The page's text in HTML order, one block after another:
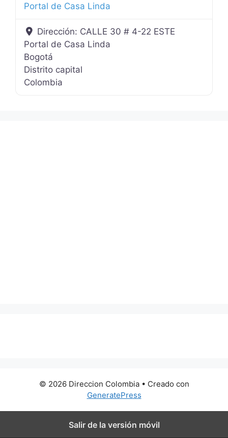
Portal de Casa Linda
Dirección: CALLE 30 # 4-22 ESTE
Portal de Casa Linda
Bogotá
Distrito capital
Colombia
© 2026 Direccion Colombia• Creado con
GeneratePress
Salir de la versión móvil